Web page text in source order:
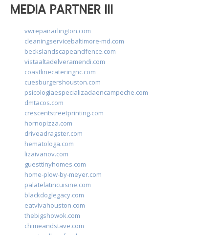
MEDIA PARTNER III
vwrepairarlington.com
cleaningservicebaltimore-md.com
beckslandscapeandfence.com
vistaaltadelveramendi.com
coastlinecateringnc.com
cuesburgershouston.com
psicologiaespecializadaencampeche.com
dmtacos.com
crescentstreetprinting.com
hornopizza.com
driveadragster.com
hematologa.com
lizaivanov.com
guesttinyhomes.com
home-plow-by-meyer.com
palatelatincuisine.com
blackdoglegacy.com
eatvivahouston.com
thebigshowok.com
chimeandstave.com